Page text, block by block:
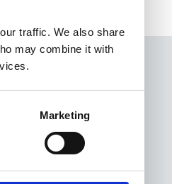
traffic. We also share
may combine it with
Marketing